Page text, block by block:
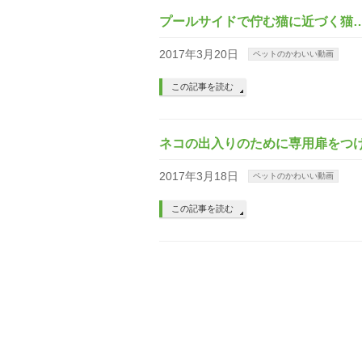
プールサイドで佇む猫に近づく
2017年3月20日 ペットのかわいい動画
この記事を読む
ネコの出入りのために専用扉をつ
2017年3月18日 ペットのかわいい動画
この記事を読む